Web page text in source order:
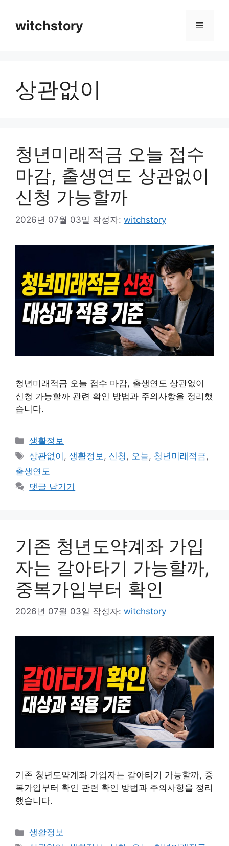
witchstory 메
상관없이
청년미래적금 오늘 접수
마감, 출생연도 상관없이
신청 가능할까
2026년 07월 03일 작성자: witchstory
청년미래적금 오늘 접수 마감, 출생연도 상관없이
신청 가능할까 관련 확인 방법과 주의사항을 정리했
습니다.
카
테
고
리
생활정보
태
그
상관없이 ,생활정보 , 신청 , 오늘, 청년미래적금,
출생연도
댓글 남기기
기존 청년도약계좌 가입
자는 갈아타기 가능할까,
중복가입부터 확인
2026년 07월 03일 작성자: witchstory
기존 청년도약계좌 가입자는 갈아타기 가능할까, 중
복가입부터 확인 관련 확인 방법과 주의사항을 정리
했습니다.
카
테
생활정보